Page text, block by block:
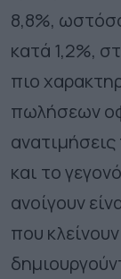
8,8%,
κατά 1,2%,
πιο
πωλήσεων
και το
ανοίγουν
που